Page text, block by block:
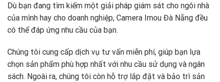
Dù bạn đang tìm kiếm một giải pháp giám sát cho ngôi nhà
của mình hay cho doanh nghiệp, Camera Imou Đà Nẵng đều
có thể đáp ứng nhu cầu của bạn.
Chúng tôi cung cấp dịch vụ tư vấn miễn phí, giúp bạn lựa
chọn sản phẩm phù hợp nhất với nhu cầu sử dụng và ngân
sách. Ngoài ra, chúng tôi còn hỗ trợ lắp đặt và bảo trì sản